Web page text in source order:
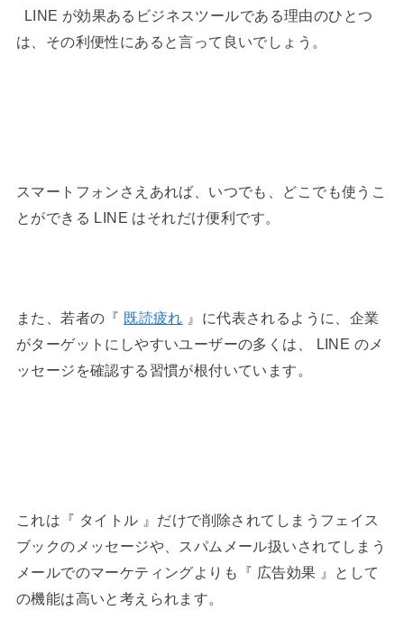
LINE が効果あるビジネスツールである理由のひとつ
は、その利便性にあると言って良いでしょう。
スマートフォンさえあれば、いつでも、どこでも使うこ
とができる LINE はそれだけ便利です。
また、若者の『 既読疲れ 』に代表されるように、企業
がターゲットにしやすいユーザーの多くは、 LINE のメ
ッセージを確認する習慣が根付いています。
これは『 タイトル 』だけで削除されてしまうフェイス
ブックのメッセージや、スパムメール扱いされてしまう
メールでのマーケティングよりも『 広告効果 』として
の機能は高いと考えられます。